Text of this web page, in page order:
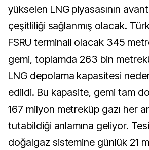
yükselen LNG piyasasının
çeşitliliği sağlanmış olacak.
FSRU terminali olacak 345
gemi, toplamda 263 bin
LNG depolama kapasitesi
edildi. Bu kapasite, gemi tam
167 milyon metreküp gazı her
tutabildiği anlamına geliyor.
doğalgaz sistemine günlük 21